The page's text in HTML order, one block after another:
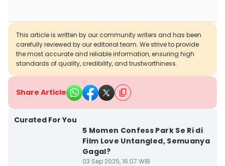
This article is written by our community writers and has been
carefully reviewed by our editorial team. We strive to provide
the most accurate and reliable information, ensuring high
standards of quality, credibility, and trustworthiness.
Share Article
Curated For You
5 Momen Confess Park Se Ri di
Film Love Untangled, Semuanya
Gagal?
03 Sep 2025, 16:07 WIB